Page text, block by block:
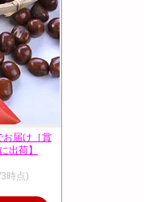
お届け［賞
出荷】
時点)